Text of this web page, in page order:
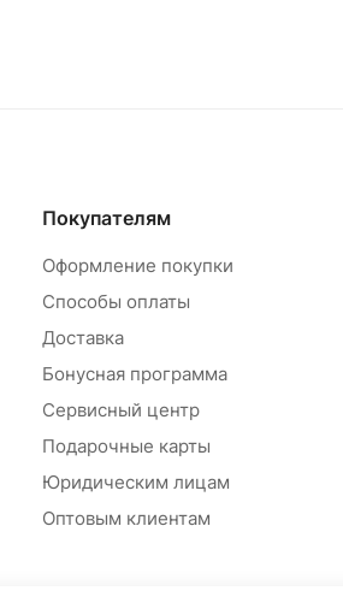
Покупателям
Оформление покупки
Способы оплаты
Доставка
Бонусная программа
Сервисный центр
Подарочные карты
Юридическим лицам
Оптовым клиентам